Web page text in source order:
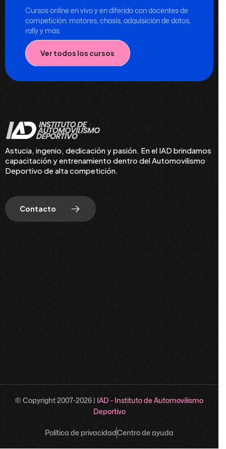
Cursos online en vivo y en diferido con docentes de
competición: motores, chasis, adquisición de datos,
rally y más.
Ver todos los cursos
Astucia, ingenio, dedicación y pasión. En el IAD brindamos
capacitación y entrenamiento dentro del Automovilismo
Deportivo de alta competición.
Contacto
© Copyright 2007-2026 | IAD - Instituto de Automovilismo
Deportivo
Política de privacidadCentro de ayuda